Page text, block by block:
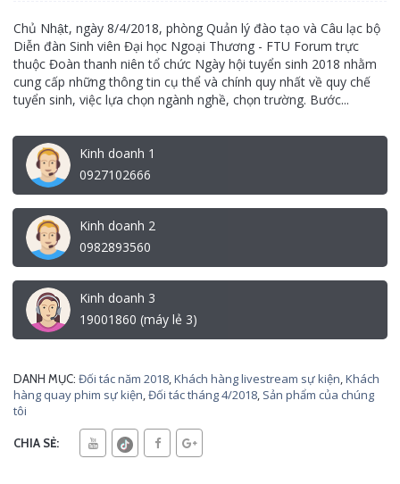
Chủ Nhật, ngày 8/4/2018, phòng Quản lý đào tạo và Câu lạc bộ
Diễn đàn Sinh viên Đại học Ngoại Thương - FTU Forum trực
thuộc Đoàn thanh niên tổ chức Ngày hội tuyển sinh 2018 nhằm
cung cấp những thông tin cụ thể và chính quy nhất về quy chế
tuyển sinh, việc lựa chọn ngành nghề, chọn trường. Bước...
Kinh doanh 1
0927102666
Kinh doanh 2
0982893560
Kinh doanh 3
19001860 (máy lẻ 3)
DANH MỤC: Đối tác năm 2018,Khách hàng livestream sự kiện,Khách
hàng quay phim sự kiện,Đối tác tháng 4/2018, Sản phẩm của chúng
tôi
CHIA SẺ: